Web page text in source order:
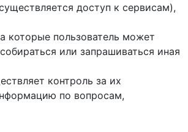
доступ к cервисам),
которые пользователь может
или запрашиваться иная
контроль за их
по вопросам,